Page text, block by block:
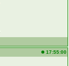
17:55:00